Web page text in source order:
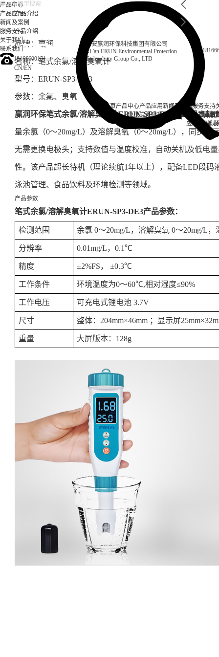
西安赢润环保科技集团有限公司
Xi 'an ERUN Environmental Protection
Technology Group Co., LTD
首页产品中心
便携式水质检测仪
实验室台式水质
试剂耗材
产品应用
循环冷却水饮
地
新闻及案例
企业资讯行业资
应用案例
服务支持
售后
产品中心
产品应用
新闻及案例
服务支持
关于我们
联系我们
18166600151
CN/EN
产品介绍
产品介绍
品牌：赢润
名称：笔式余氯/溶解臭氧计
型号：ERUN-SP3-DE3
参数： 余氯、臭氧
赢润环保笔式余氯/溶解臭氧计ERUN-SP3-DE3 ，采用高精
量余氯（0～20mg/L）及溶解臭氧（0～20mg/L），同步
无需更换电极头；支持数值与温度校准，自动关机及低电
性。该产品超长待机（理论续航1年以上），配备LED段码
泳池管理、食品饮料及环境检测等领域。
产品参数
笔式余氯/溶解臭氧计ERUN-SP3-DE3产品参数：
检测范围 余氯 0～20mg/L，溶解臭氧 0～20mg/L
分辨率 0.01mg/L，0.1℃
精度 ±2%FS， ±0.3℃
工作条件 环境温度为0～60℃,相对湿度≤90%
工作电压 可充电式锂电池 3.7V
尺寸 整体：204mm×46mm ；显示屏
重量 大屏版本：128g